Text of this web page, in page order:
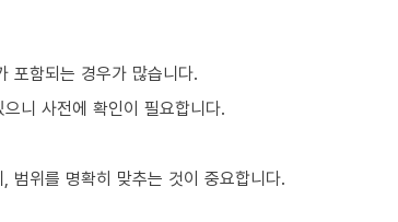
포함되는 경우가 많습니다.
니 사전에 확인이 필요합니다.
범위를 명확히 맞추는 것이 중요합니다.